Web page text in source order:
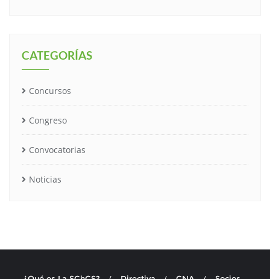
CATEGORÍAS
Concursos
Congreso
Convocatorias
Noticias